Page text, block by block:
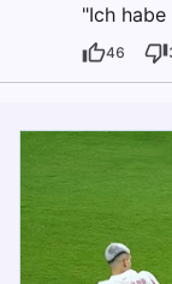
"Ich
46